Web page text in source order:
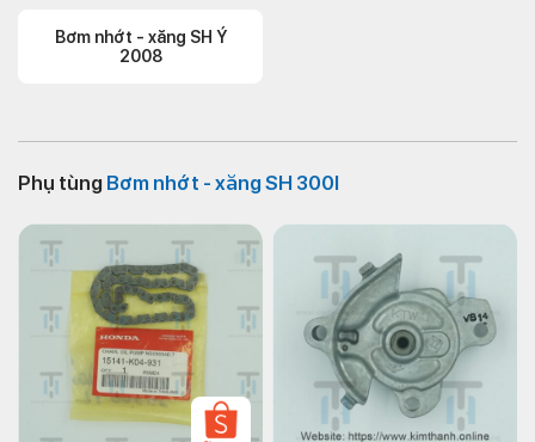
Bơm nhớt - xăng SH Ý
2008
Phụ tùng Bơm nhớt - xăng SH 300I